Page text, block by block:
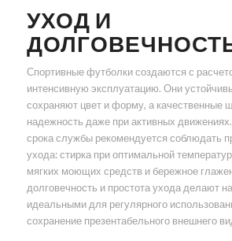
УХОД И
Спортивные футболки создаются с
интенсивную эксплуатацию. Они
сохраняют цвет и форму, а качественные
надежность даже при активных
срока службы рекомендуется соблюдать
ухода: стирка при оптимальной
мягких моющих средств и бережное
долговечность и простота ухода делают
идеальными для регулярного
сохранение презентабельного внешнего